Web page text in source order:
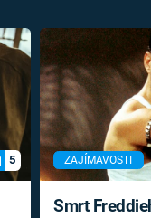
5 ZAJÍMAVOSTI
Smrt